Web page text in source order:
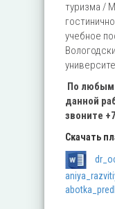
туризма /
учебное
По любым
данной
звоните
Скачать